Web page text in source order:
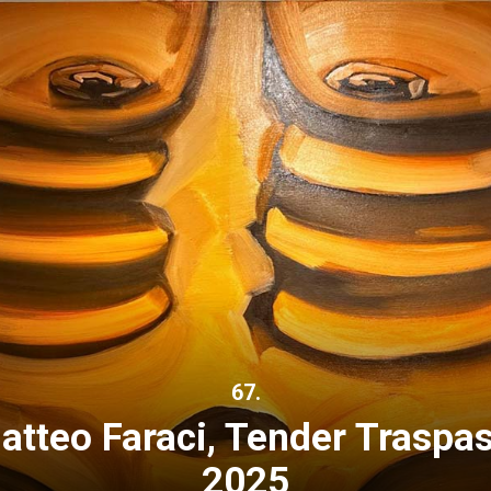
67.
Faraci, Tender
2025